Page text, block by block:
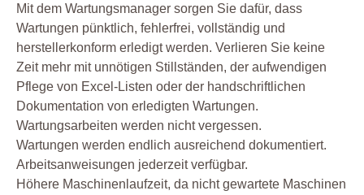
Mit dem Wartungsmanager sorgen Sie dafür, dass
Wartungen pünktlich, fehlerfrei, vollständig und
herstellerkonform erledigt werden. Verlieren Sie keine
Zeit mehr mit unnötigen Stillständen, der aufwendigen
Pflege von Excel-Listen oder der handschriftlichen
Dokumentation von erledigten Wartungen.
Wartungsarbeiten werden nicht vergessen.
Wartungen werden endlich ausreichend dokumentiert.
Arbeitsanweisungen jederzeit verfügbar.
Höhere Maschinenlaufzeit, da nicht gewartete Maschinen